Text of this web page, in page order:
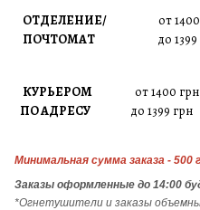
ОТДЕЛЕНИЕ/ от 1400
ПОЧТОМАТ до 1399
КУРЬЕРОМ от 1400
ПО АДРЕСУ до 1399
Минимальная сумма заказа - 500
Заказы оформленные до 14:00
*Огнетушители и заказы